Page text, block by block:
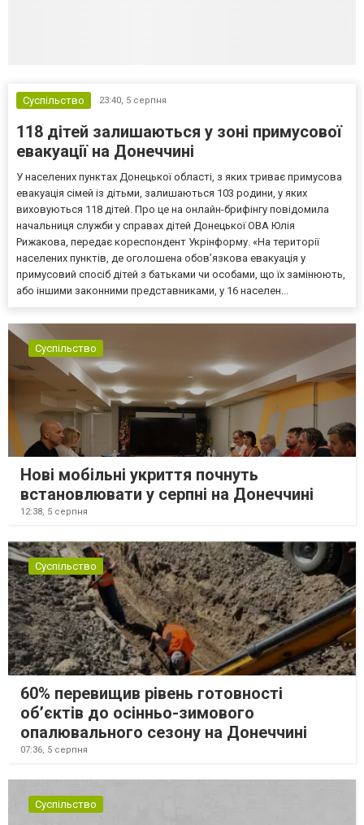
Суспільство 23:40, 5 серпня
118 дітей залишаються у зоні примусової
евакуації на Донеччині
У населених пунктах Донецької області, з яких триває примусова
евакуація сімей із дітьми, залишаються 103 родини, у яких
виховуються 118 дітей. Про це на онлайн-брифінгу повідомила
начальниця служби у справах дітей Донецької ОВА Юлія
Рижакова, передає кореспондент Укрінформу. «На території
населених пунктів, де оголошена обов’язкова евакуація у
примусовий спосіб дітей з батьками чи особами, що їх замінюють,
або іншими законними представниками, у 16 населен...
Суспільство
Нові мобільні укриття почнуть
встановлювати у серпні на Донеччині
12:38, 5 серпня
Суспільство
60% перевищив рівень готовності
об’єктів до осінньо-зимового
опалювального сезону на Донеччині
07:36, 5 серпня
Суспільство